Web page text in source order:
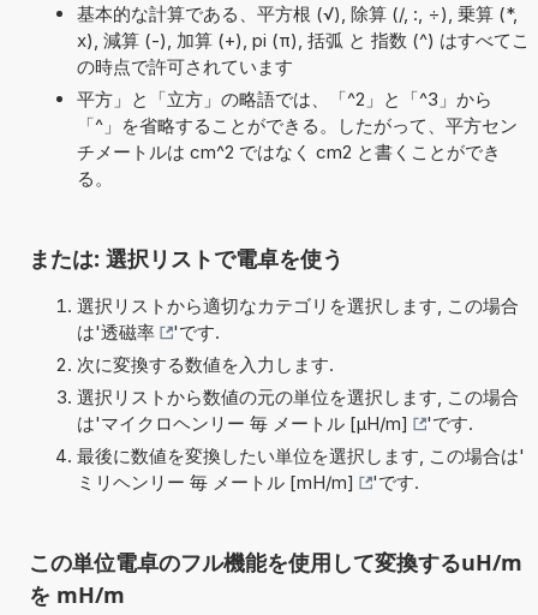
基本的な計算である、平方根 (√), 除算 (/, :, ÷), 乗算 (*,
x), 減算 (-), 加算 (+), pi (π), 括弧 と 指数 (^) はすべてこ
の時点で許可されています
平方」と「立方」の略語では、「^2」と「^3」から
「^」を省略することができる。したがって、平方セン
チメートルは cm^2 ではなく cm2 と書くことができ
る。
または: 選択リストで電卓を使う
選択リストから適切なカテゴリを選択します, この場合
は'透磁率
'です.
次に変換する数値を入力します.
選択リストから数値の元の単位を選択します, この場合
は'マイクロヘンリー 毎 メートル [µH/m]
'です.
最後に数値を変換したい単位を選択します, この場合は'
ミリヘンリー 毎 メートル [mH/m]
'です.
この単位電卓のフル機能を使用して変換するuH/m
を mH/m